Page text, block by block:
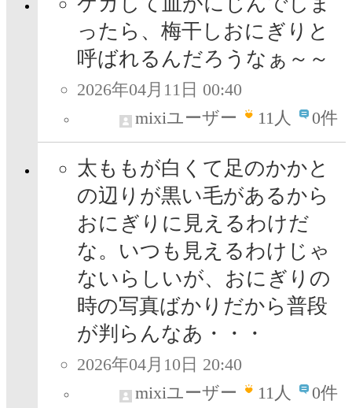
ったら、梅干しおにぎりと
呼ばれるんだろうなぁ～～
2026年04月11日 00:40
mixiユーザー
11人 0件
太ももが白くて足のかかと
の辺りが黒い毛があるから
おにぎりに見えるわけだ
な。いつも見えるわけじゃ
ないらしいが、おにぎりの
時の写真ばかりだから普段
が判らんなあ・・・
2026年04月10日 20:40
mixiユーザー
11人 0件